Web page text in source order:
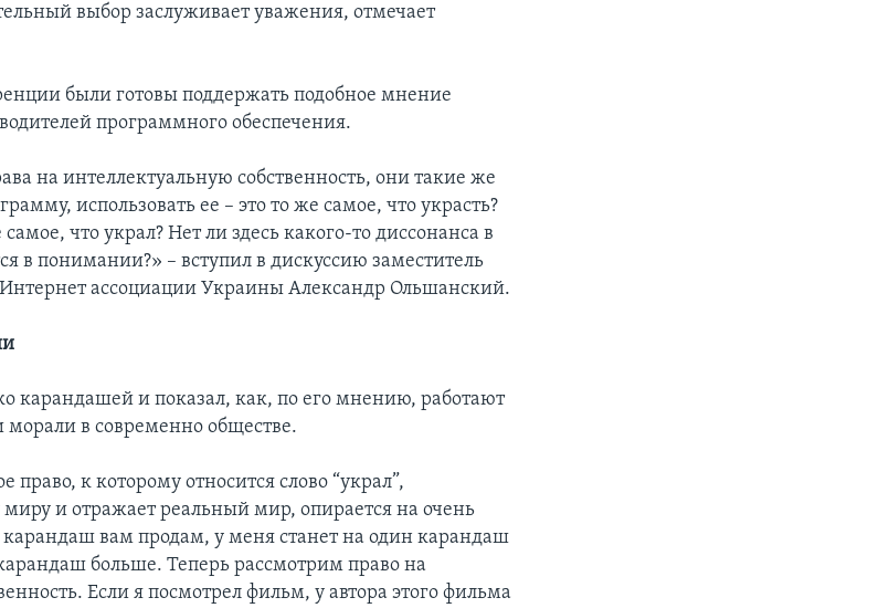
выбор заслуживает уважения, отмечает
были готовы поддержать подобное мнение
программного обеспечения.
на интеллектуальную собственность, они такие же
использовать ее – это то же самое, что украсть?
что украл? Нет ли здесь какого-то диссонанса в
в понимании?» – вступил в дискуссию заместитель
Интернет ассоциации Украины Александр Ольшанский.
карандашей и показал, как, по его мнению, работают
морали в современно обществе.
к которому относится слово “украл”,
и отражает реальный мир, опирается на очень
карандаш вам продам, у меня станет на один карандаш
больше. Теперь рассмотрим право на
Если я посмотрел фильм, у автора этого фильма